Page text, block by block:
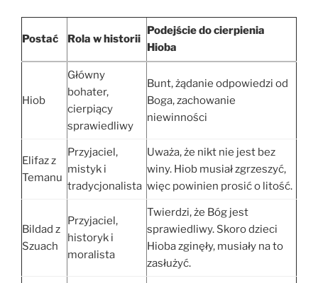
Postać Rola w historii
Podejście do cierpienia
Hioba
Hiob
Główny
bohater,
cierpiący
sprawiedliwy
Bunt, żądanie odpowiedzi od
Boga, zachowanie
niewinności
Elifaz z
Temanu
Przyjaciel,
mistyk i
tradycjonalista
Uważa, że nikt nie jest bez
winy. Hiob musiał zgrzeszyć,
więc powinien prosić o litość.
Bildad z
Szuach
Przyjaciel,
historyk i
moralista
Twierdzi, że Bóg jest
sprawiedliwy. Skoro dzieci
Hioba zginęły, musiały na to
zasłużyć.